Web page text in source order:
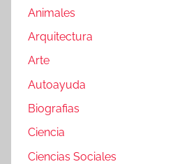
Animales
Arquitectura
Arte
Autoayuda
Biografias
Ciencia
Ciencias Sociales